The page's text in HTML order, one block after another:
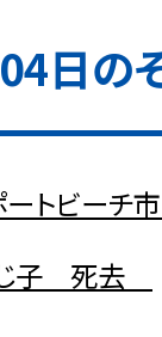
日の
トビーチ
子 死去